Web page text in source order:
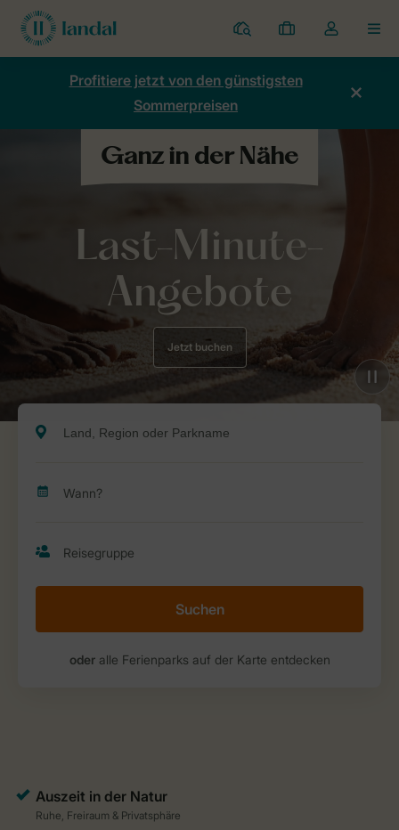
Ferienparks
Meine
Buchungen
Dropdown-
Menü
Kontos
Profitiere jetzt von den günstigsten
Sommerpreisen
Last-Minute-
Angebote
Jetzt buchen
Suchen
oderalle Ferienparks auf der Karte entdecken